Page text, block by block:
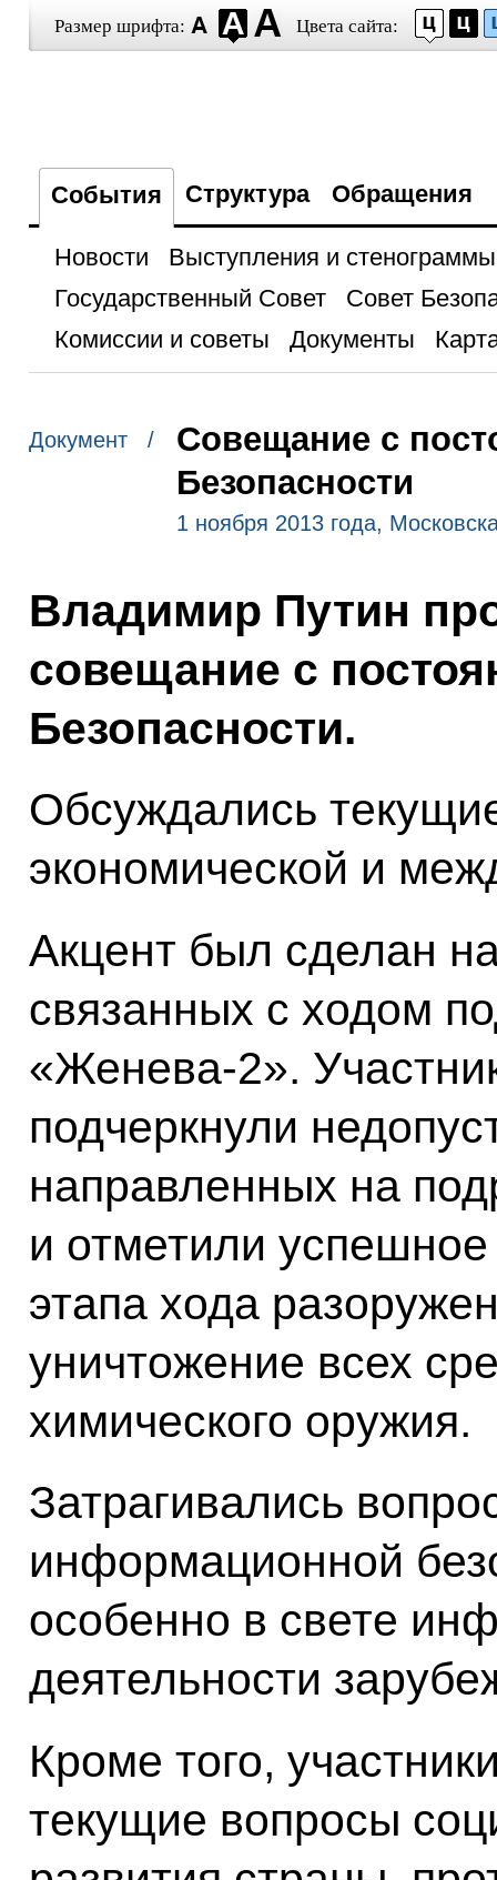
Размер шрифта: Цвета сайта:
События Структура Обращения
Новости
Выступления и стенограммы
Государственный Совет
Совет
Комиссии и советы
Документы
Документ /
Совещание с
Безопасности
1 ноября 2013 года,
Владимир Путин
совещание с
Безопасности.
Обсуждались
экономической и
Акцент был сделан
связанных с ходом
«Женева-2».
подчеркнули
направленных на
и отметили
этапа хода
уничтожение всех
химического оружия.
Затрагивались
информационной
особенно в свете
деятельности
Кроме того,
текущие вопросы